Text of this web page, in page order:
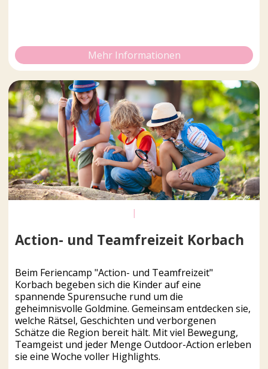
Mehr Informationen
|
Action- und Teamfreizeit Korbach
Beim Feriencamp "Action- und Teamfreizeit"
Korbach begeben sich die Kinder auf eine
spannende Spurensuche rund um die
geheimnisvolle Goldmine. Gemeinsam entdecken sie,
welche Rätsel, Geschichten und verborgenen
Schätze die Region bereit hält. Mit viel Bewegung,
Teamgeist und jeder Menge Outdoor-Action erleben
sie eine Woche voller Highlights.